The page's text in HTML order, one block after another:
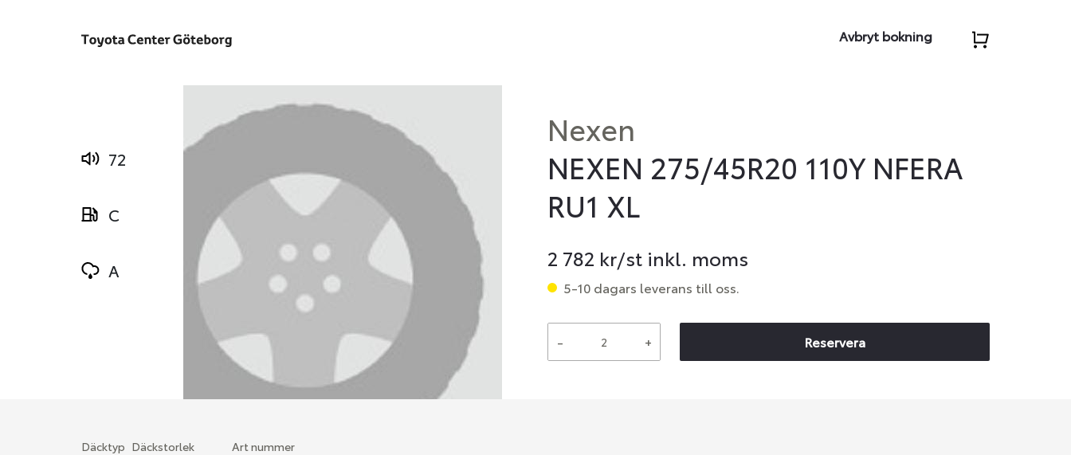
Avbryt bokning
72
C
A
Nexen
NEXEN 275/45R20 110Y NFERA
RU1 XL
2 782 kr/st inkl. moms
5-10 dagars leverans till oss.
- + Reservera
Däcktyp Däckstorlek Art nummer